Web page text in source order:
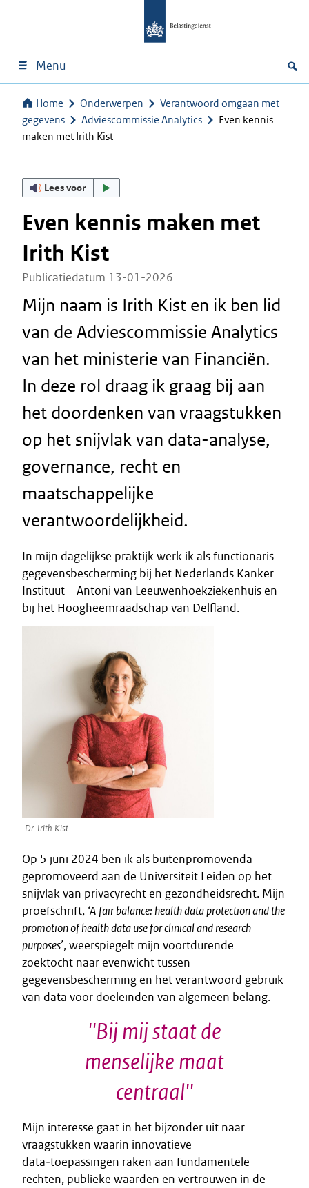
Menu
Home Onderwerpen
Verantwoord omgaan met
gegevens
Adviescommissie Analytics
Even kennis
maken met Irith Kist
Lees voor
Even kennis maken met
Irith Kist
Publicatiedatum 13-01-2026
Mijn naam is Irith Kist en ik ben lid
van de Adviescommissie Analytics
van het ministerie van Financiën.
In deze rol draag ik graag bij aan
het doordenken van vraagstukken
op het snijvlak van data-analyse,
governance, recht en
maatschappelijke
verantwoordelijkheid.
In mijn dagelijkse praktijk werk ik als functionaris
gegevensbescherming bij het Nederlands Kanker
Instituut – Antoni van Leeuwenhoekziekenhuis en
bij het Hoogheemraadschap van Delfland.
Dr. Irith Kist
Op 5 juni 2024 ben ik als buitenpromovenda
gepromoveerd aan de Universiteit Leiden op het
snijvlak van privacyrecht en gezondheidsrecht. Mijn
proefschrift, ‘A fair balance: health data protection and the
promotion of health data use for clinical and research
purposes’, weerspiegelt mijn voortdurende
zoektocht naar evenwicht tussen
gegevensbescherming en het verantwoord gebruik
van data voor doeleinden van algemeen belang.
''Bij mij staat de
menselijke maat
centraal''
Mijn interesse gaat in het bijzonder uit naar
vraagstukken waarin innovatieve
data‑toepassingen raken aan fundamentele
rechten, publieke waarden en vertrouwen in de